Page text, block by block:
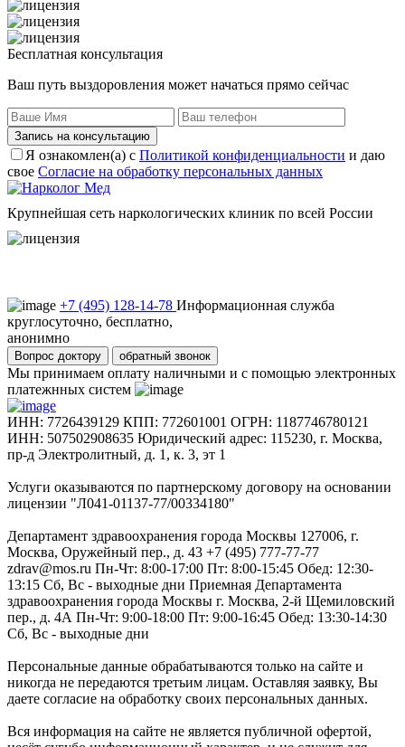
Бесплатная консультация
Ваш путь выздоровления может начаться прямо сейчас
Запись на консультацию
Я ознакомлен(а) с Политикой конфиденциальности и даю
свое Согласие на обработку персональных данных
Крупнейшая сеть наркологических клиник по всей России
+7 (495) 128-14-78 Информационная служба
круглосуточно, бесплатно,
анонимно
Вопрос доктору обратный звонок
Мы принимаем оплату наличными и с помощью электронных
платежнных систем
ИНН: 7726439129 КПП: 772601001 ОГРН: 1187746780121
ИНН: 507502908635 Юридический адрес: 115230, г. Москва,
пр-д Электролитный, д. 1, к. 3, эт 1
Услуги оказываются по партнерскому договору на основании
лицензии "Л041-01137-77/00334180"
Департамент здравоохранения города Москвы 127006, г.
Москва, Оружейный пер., д. 43 +7 (495) 777-77-77
zdrav@mos.ru Пн-Чт: 8:00-17:00 Пт: 8:00-15:45 Обед: 12:30-
13:15 Сб, Вс - выходные дни Приемная Департамента
здравоохранения города Москвы г. Москва, 2-й Щемиловский
пер., д. 4А Пн-Чт: 9:00-18:00 Пт: 9:00-16:45 Обед: 13:30-14:30
Сб, Вс - выходные дни
Персональные данные обрабатываются только на сайте и
никогда не передаются третьим лицам. Оставляя заявку, Вы
даете согласие на обработку своих персональных данных.
Вся информация на сайте не является публичной офертой,